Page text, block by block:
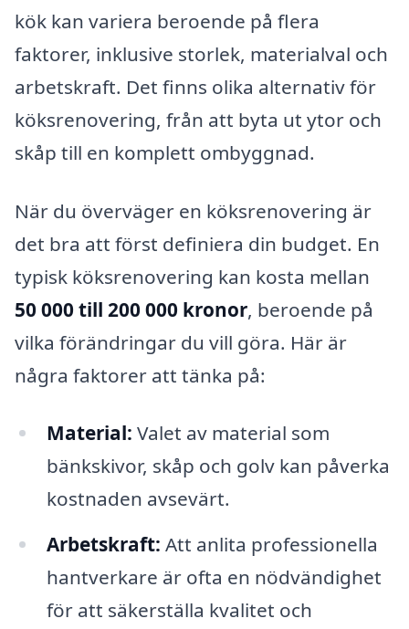
kök kan variera beroende på flera
faktorer, inklusive storlek, materialval och
arbetskraft. Det finns olika alternativ för
köksrenovering, från att byta ut ytor och
skåp till en komplett ombyggnad.
När du överväger en köksrenovering är
det bra att först definiera din budget. En
typisk köksrenovering kan kosta mellan
50 000 till 200 000 kronor, beroende på
vilka förändringar du vill göra. Här är
några faktorer att tänka på:
Material: Valet av material som
bänkskivor, skåp och golv kan påverka
kostnaden avsevärt.
Arbetskraft: Att anlita professionella
hantverkare är ofta en nödvändighet
för att säkerställa kvalitet och